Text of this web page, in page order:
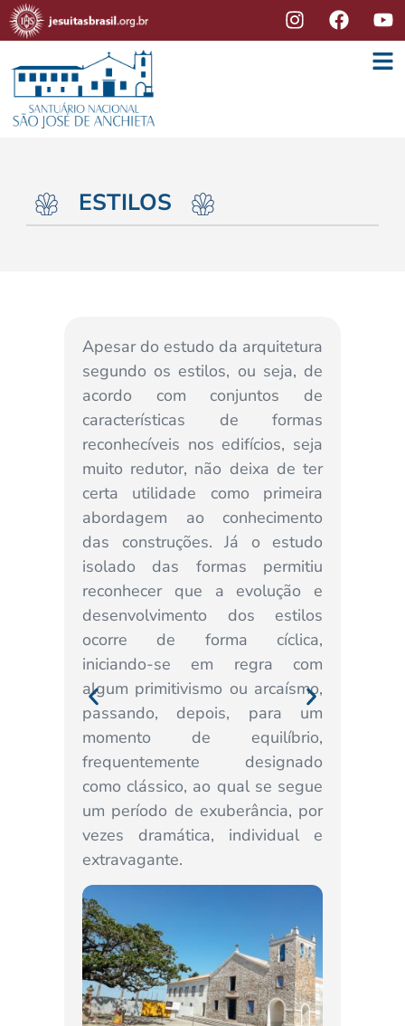
ESTILOS
Apesar do estudo da arquitetura
segundo os estilos, ou seja, de
acordo com conjuntos de
características de formas
reconhecíveis nos edifícios, seja
muito redutor, não deixa de ter
certa utilidade como primeira
abordagem ao conhecimento
das construções. Já o estudo
isolado das formas permitiu
reconhecer que a evolução e
desenvolvimento dos estilos
ocorre de forma cíclica,
iniciando-se em regra com
algum primitivismo ou arcaísmo,
passando, depois, para um
momento de equilíbrio,
frequentemente designado
como clássico, ao qual se segue
um período de exuberância, por
vezes dramática, individual e
extravagante.